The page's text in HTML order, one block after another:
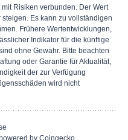
Risiken verbunden. Der Wert
Es kann zu vollständigen
Frühere Wertentwicklungen,
Indikator für die künftige
ohne Gewähr. Bitte beachten
oder Garantie für Aktualität,
der zur Verfügung
wird nicht